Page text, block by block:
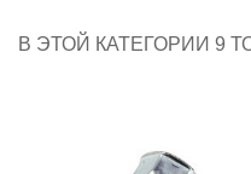
В ЭТОЙ КАТЕГОРИИ 9